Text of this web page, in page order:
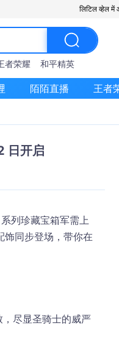
लिटिल व्हेल में
者荣耀 和平精英
陌陌直播 王者
日开启
列珍藏宝箱军需上
同步登场，带你在
，尽显圣骑士的威严